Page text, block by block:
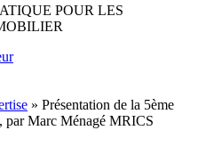
POUR LES
» Présentation de la 5ème
par Marc Ménagé MRICS